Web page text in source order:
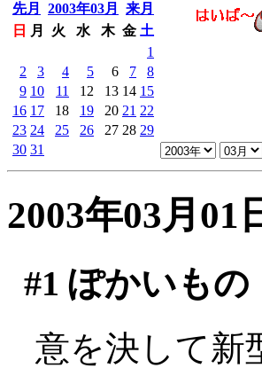
先月 2003年03月
来月
日
月 火 水 木 金 土
1
2
3 4 5 6 7
8
9 10 11 12 13 14 15
16 17 18 19 20 21 22
23 24 25 26 27 28 29
30 31
2003年03月01
#1 ぽかいもの
意を決して新